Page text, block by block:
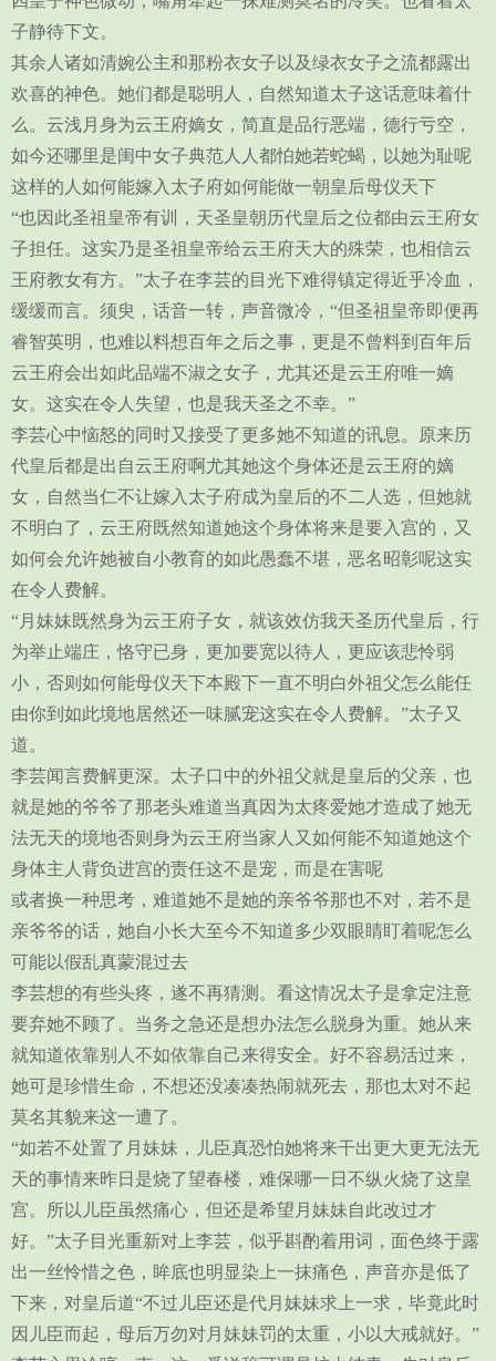
子静待下文。
其余人诸如清婉公主和那粉衣女子以及绿衣女子之流都露出
欢喜的神色。她们都是聪明人，自然知道太子这话意味着什
么。云浅月身为云王府嫡女，简直是品行恶端，德行亏空，
如今还哪里是闺中女子典范人人都怕她若蛇蝎，以她为耻呢
这样的人如何能嫁入太子府如何能做一朝皇后母仪天下
“也因此圣祖皇帝有训，天圣皇朝历代皇后之位都由云王府女
子担任。这实乃是圣祖皇帝给云王府天大的殊荣，也相信云
王府教女有方。”太子在李芸的目光下难得镇定得近乎冷血，
缓缓而言。须臾，话音一转，声音微冷，“但圣祖皇帝即便再
睿智英明，也难以料想百年之后之事，更是不曾料到百年后
云王府会出如此品端不淑之女子，尤其还是云王府唯一嫡
女。这实在令人失望，也是我天圣之不幸。”
李芸心中恼怒的同时又接受了更多她不知道的讯息。原来历
代皇后都是出自云王府啊尤其她这个身体还是云王府的嫡
女，自然当仁不让嫁入太子府成为皇后的不二人选，但她就
不明白了，云王府既然知道她这个身体将来是要入宫的，又
如何会允许她被自小教育的如此愚蠢不堪，恶名昭彰呢这实
在令人费解。
“月妹妹既然身为云王府子女，就该效仿我天圣历代皇后，行
为举止端庄，恪守已身，更加要宽以待人，更应该悲怜弱
小，否则如何能母仪天下本殿下一直不明白外祖父怎么能任
由你到如此境地居然还一味腻宠这实在令人费解。”太子又
道。
李芸闻言费解更深。太子口中的外祖父就是皇后的父亲，也
就是她的爷爷了那老头难道当真因为太疼爱她才造成了她无
法无天的境地否则身为云王府当家人又如何能不知道她这个
身体主人背负进宫的责任这不是宠，而是在害呢
或者换一种思考，难道她不是她的亲爷爷那也不对，若不是
亲爷爷的话，她自小长大至今不知道多少双眼睛盯着呢怎么
可能以假乱真蒙混过去
李芸想的有些头疼，遂不再猜测。看这情况太子是拿定注意
要弃她不顾了。当务之急还是想办法怎么脱身为重。她从来
就知道依靠别人不如依靠自己来得安全。好不容易活过来，
她可是珍惜生命，不想还没凑凑热闹就死去，那也太对不起
莫名其貌来这一遭了。
“如若不处置了月妹妹，儿臣真恐怕她将来干出更大更无法无
天的事情来昨日是烧了望春楼，难保哪一日不纵火烧了这皇
宫。所以儿臣虽然痛心，但还是希望月妹妹自此改过才
好。”太子目光重新对上李芸，似乎斟酌着用词，面色终于露
出一丝怜惜之色，眸底也明显染上一抹痛色，声音亦是低了
下来，对皇后道“不过儿臣还是代月妹妹求上一求，毕竟此时
因儿臣而起，母后万勿对月妹妹罚的太重，小以大戒就好。”